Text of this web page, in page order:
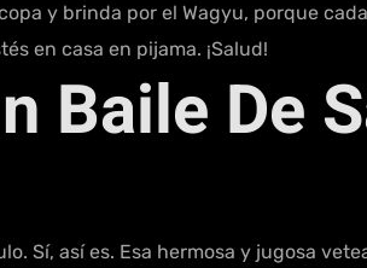
y brinda por el Wagyu, porque
en casa en pijama. ¡Salud!
Baile De
Sí, así es. Esa hermosa y jugosa